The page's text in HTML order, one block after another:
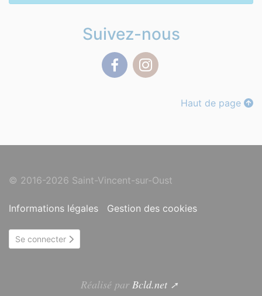
Suivez-nous
Haut de page
© 2016-2026 Saint-Vincent-sur-Oust
Informations légales Gestion des cookies
Se connecter
Réalisé par Bcld.net